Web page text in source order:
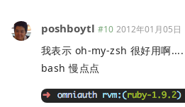
poshboytl #10 2012年01月05日
我表示 oh-my-zsh 很好用啊
bash 慢点点